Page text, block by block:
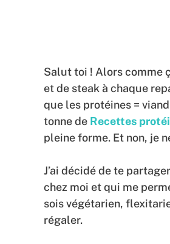
Salut toi ! Alors comme
et de steak à chaque
que les protéines =
tonne de Recettes
pleine forme. Et non, je
J’ai décidé de te
chez moi et qui me
sois végétarien,
régaler.